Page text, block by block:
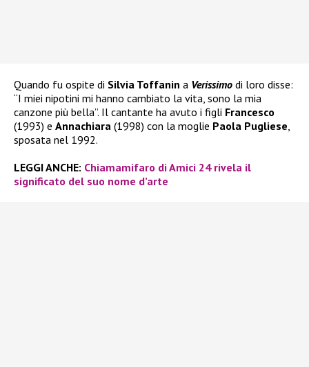
Quando fu ospite di Silvia Toffanin a Verissimo di loro disse:
“I miei nipotini mi hanno cambiato la vita, sono la mia
canzone più bella”. Il cantante ha avuto i figli Francesco
(1993) e Annachiara (1998) con la moglie Paola Pugliese,
sposata nel 1992.
LEGGI ANCHE: Chiamamifaro di Amici 24 rivela il
significato del suo nome d’arte